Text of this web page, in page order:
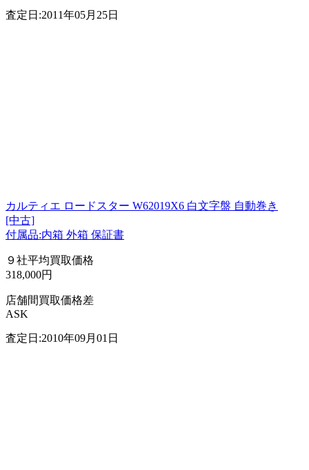
査定日:2011年05月25日
カルティエ ロードスター W62019X6 白文字盤 自動巻き
[中古]
付属品:内箱 外箱 保証書
９社平均買取価格
318,000円
店舗間買取価格差
ASK
査定日:2010年09月01日